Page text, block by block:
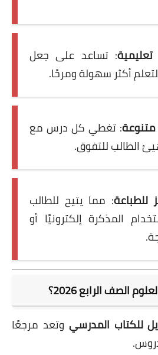
: تساعد على جعل
أكثر سهولة ومرحًا.
متنوعة: تغطي كل درس مع
الطالب للتفوق.
: مما يتيح للطالب
المذكرة إلكترونيًا أو
الصف الرابع 2026؟
للكتاب المدرسي وتعد مرجعًا